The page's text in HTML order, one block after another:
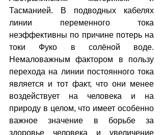
Тасманией. В подводных кабелях
линии переменного тока
неэффективны по причине потерь на
токи Фуко в солёной воде.
Немаловажным фактором в пользу
перехода на линии постоянного тока
является и тот факт, что они менее
воздействует на человека и на
природу в целом, что имеет особенно
важное значение в борьбе за
здоровье человека и увеличение